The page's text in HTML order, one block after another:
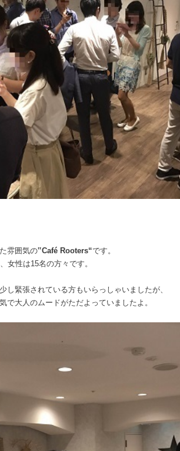
雰囲気の‟Café Rooters“です。
女性は15名の方々です。
し緊張されている方もいらっしゃいましたが、
で大人のムードがただよっていましたよ。